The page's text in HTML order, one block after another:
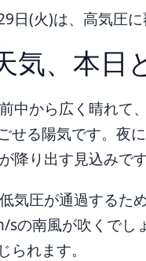
日(火)は、高気圧
気、本日
中から広く晴れて
せる陽気です。夜
降り出す見込みで
気圧が通過するた
sの南風が吹くでし
られます。